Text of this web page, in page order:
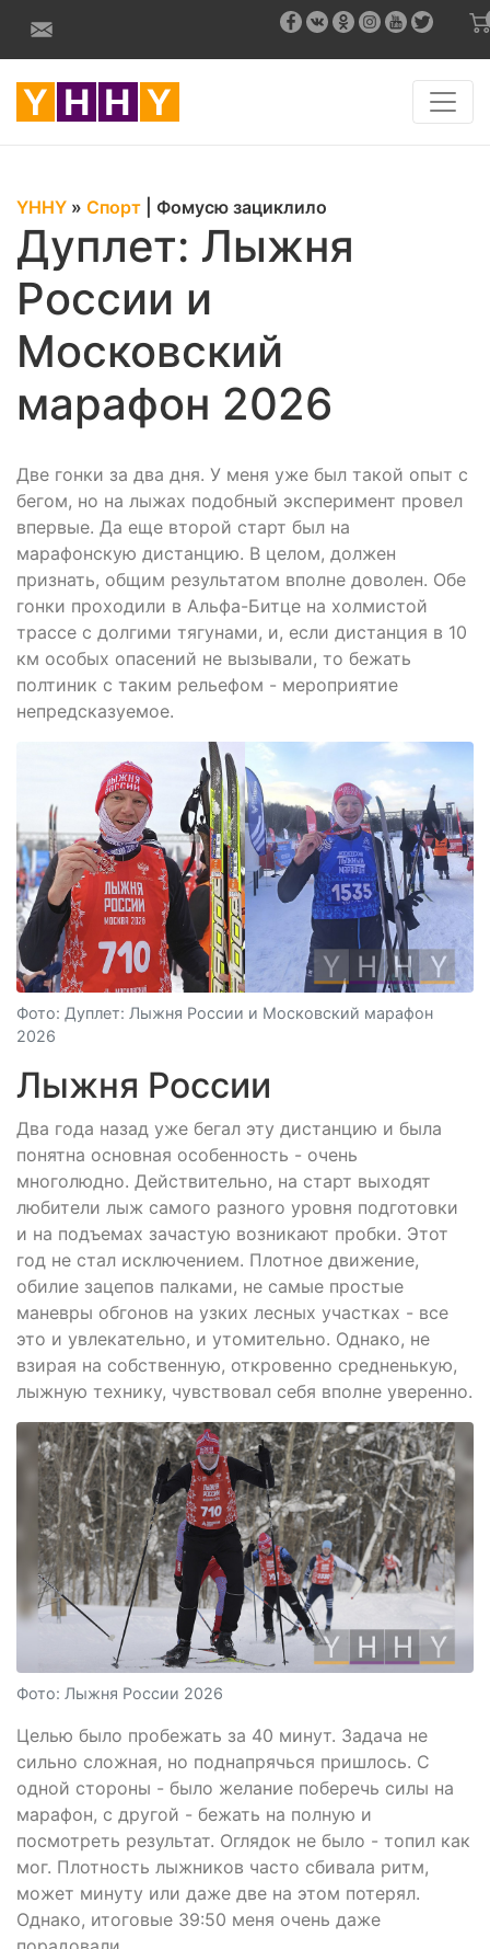
YHHY » Спорт Фомусю зациклило
Дуплет: Лыжня
России и
Московский
марафон 2026
Две гонки за два дня. У меня уже был такой опыт с
бегом, но на лыжах подобный эксперимент провел
впервые. Да еще второй старт был на
марафонскую дистанцию. В целом, должен
признать, общим результатом вполне доволен. Обе
гонки проходили в Альфа-Битце на холмистой
трассе с долгими тягунами, и, если дистанция в 10
км особых опасений не вызывали, то бежать
полтиник с таким рельефом - мероприятие
непредсказуемое.
Фото: Дуплет: Лыжня России и Московский марафон
2026
Лыжня России
Два года назад уже бегал эту дистанцию и была
понятна основная особенность - очень
многолюдно. Действительно, на старт выходят
любители лыж самого разного уровня подготовки
и на подъемах зачастую возникают пробки. Этот
год не стал исключением. Плотное движение,
обилие зацепов палками, не самые простые
маневры обгонов на узких лесных участках - все
это и увлекательно, и утомительно. Однако, не
взирая на собственную, откровенно средненькую,
лыжную технику, чувствовал себя вполне уверенно.
Фото: Лыжня России 2026
Целью было пробежать за 40 минут. Задача не
сильно сложная, но поднапрячься пришлось. С
одной стороны - было желание поберечь силы на
марафон, с другой - бежать на полную и
посмотреть результат. Оглядок не было - топил как
мог. Плотность лыжников часто сбивала ритм,
может минуту или даже две на этом потерял.
Однако, итоговые 39:50 меня очень даже